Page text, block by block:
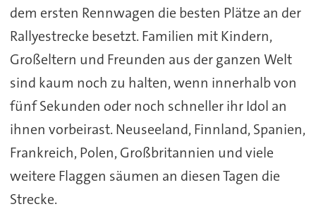
dem ersten Rennwagen die besten Plätze an der
Rallyestrecke besetzt. Familien mit Kindern,
Großeltern und Freunden aus der ganzen Welt
sind kaum noch zu halten, wenn innerhalb von
fünf Sekunden oder noch schneller ihr Idol an
ihnen vorbeirast. Neuseeland, Finnland, Spanien,
Frankreich, Polen, Großbritannien und viele
weitere Flaggen säumen an diesen Tagen die
Strecke.